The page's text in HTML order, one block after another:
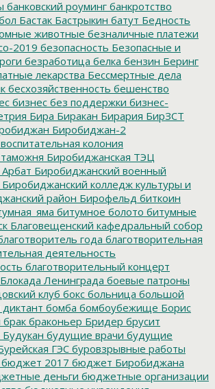
банковский роуминг банкротство
Бастак Бастрыкин батут Бедность
животные безналичные платежи
2019 безопасность Безопасные и
безработица белка бензин Беринг
лекарства Бессмертные дела
бесхозяйственность бешенство
бизнес без поддержки бизнес-
Бира Биракан Бирария БирЗСТ
Биробиджан-2
колония
Биробиджанская ТЭЦ
Биробиджанский военный
Биробиджанский колледж культуры и
район Бирофельд биткоин
битумное болото битумные
Благовещенский кафедральный собор
года благотворительная
деятельность
благотворительный концерт
Блокада Ленинграда боевые патроны
клуб бокс больница большой
бомба бомбоубежище Борис
брак браконьер Бридер брусит
Будукан будущие врачи будущие
ГЭСбуровзрывные работы
бюджет 2017 бюджет Биробиджана
деньги бюджетные организации